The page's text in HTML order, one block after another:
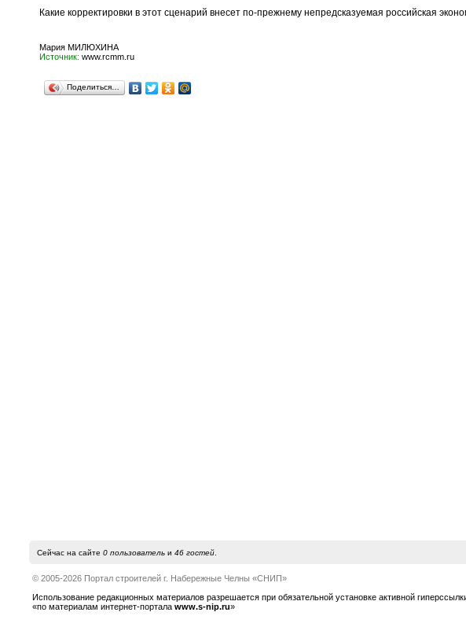
Какие корректировки в этот сценарий внесет по-прежнему непредсказуемая российская
Мария МИЛЮХИНА
Источник: www.rcmm.ru
Поделиться…
Сейчас на сайте 0 пользовательи 46 гостей.
© 2005-2026 Портал строителей г. Набережные Челны «СНИП»
Использование редакционных материалов разрешается при обязательной установке активной
«по материалам интернет-портала www.s-nip.ru»